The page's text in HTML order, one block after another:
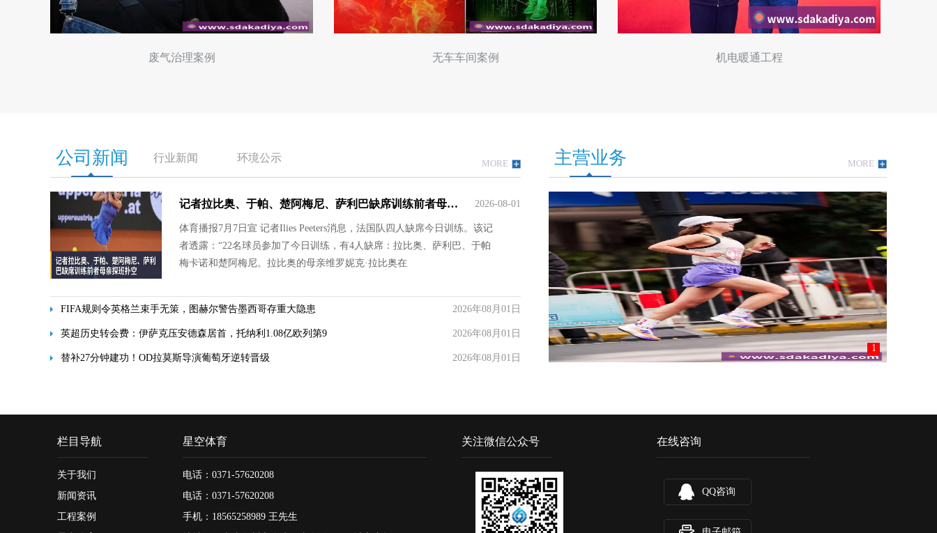
农村生活污水治理 星空体育
公司新闻 行业新闻 环境公示 MORE
记者拉比奥、于帕、楚阿梅尼、萨利巴缺席训练前者母亲探班扑空 2026-08-01
体育播报7月7日宣 记者Ilies Peeters消息，法国队四人缺席今日训练。该记
者透露：“22名球员参加了今日训练，有4人缺席：拉比奥、萨利巴、于帕
梅卡诺和楚阿梅尼。拉比奥的母亲维罗妮克·拉比奥在
FIFA规则令英格兰束手无策，图赫尔警告墨西哥存重大隐患 2026年08月01日
英超历史转会费：伊萨克压安德森居首，托纳利1.08亿欧列第9 2026年08月01日
替补27分钟建功！OD拉莫斯导演葡萄牙逆转晋级 2026年08月01日
主营业务 MORE
1
栏目导航
关于我们
新闻资讯
工程案例
星空体育
电话：0371-57620208
电话：0371-57620208
手机：18565258989 王先生
关注微信公众号 在线咨询
QQ咨询